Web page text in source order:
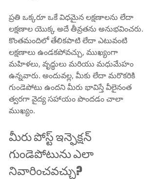
ప్రతి ఒక్కరూ ఒకే విధమైన లక్షణాలను లేదా
లక్షణాల యొక్క అదే తీవ్రతను అనుభవించరు.
కొంతమందిలో తేలికపాటి లేదా ఎటువంటి
లక్షణాలు ఉండకపోవచ్చు, ముఖ్యంగా
మహిళలు, వృద్ధులు మరియు మధుమేహం
ఉన్నవారు. అందువల్ల, మీకు లేదా మరొకరికి
గుండెపోటు ఉందని మీరు భావిస్తే వీలైనంత
త్వరగా వైద్య సహాయం పొందడం చాలా
ముఖ్యం.
మీరు పోస్ట్ ఇన్ఫెక్షన్
గుండెపోటును ఎలా
నివారించవచ్చు?